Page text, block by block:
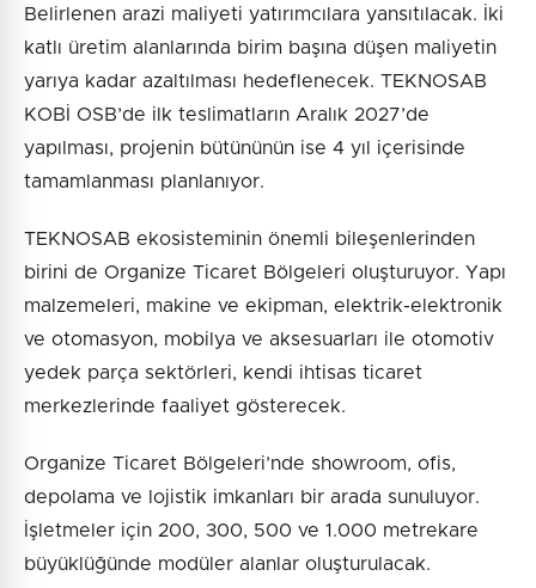
Belirlenen arazi maliyeti yatırımcılara yansıtılacak. İki
katlı üretim alanlarında birim başına düşen maliyetin
yarıya kadar azaltılması hedeflenecek. TEKNOSAB
KOBİ OSB’de ilk teslimatların Aralık 2027’de
yapılması, projenin bütününün ise 4 yıl içerisinde
tamamlanması planlanıyor.
TEKNOSAB ekosisteminin önemli bileşenlerinden
birini de Organize Ticaret Bölgeleri oluşturuyor. Yapı
malzemeleri, makine ve ekipman, elektrik-elektronik
ve otomasyon, mobilya ve aksesuarları ile otomotiv
yedek parça sektörleri, kendi ihtisas ticaret
merkezlerinde faaliyet gösterecek.
Organize Ticaret Bölgeleri’nde showroom, ofis,
depolama ve lojistik imkanları bir arada sunuluyor.
İşletmeler için 200, 300, 500 ve 1.000 metrekare
büyüklüğünde modüler alanlar oluşturulacak.